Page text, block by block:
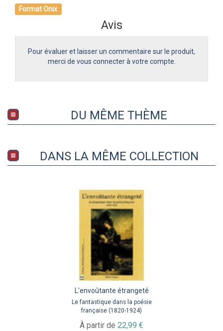
Format Onix
Avis
Pour évaluer et laisser un commentaire sur le produit,
merci de vous connecter à votre compte.
DU MÊME THÈME
DANS LA MÊME COLLECTION
L'envoûtante étrangeté
Le fantastique dans la poésie
française (1820-1924)
À partir de 22,99 €